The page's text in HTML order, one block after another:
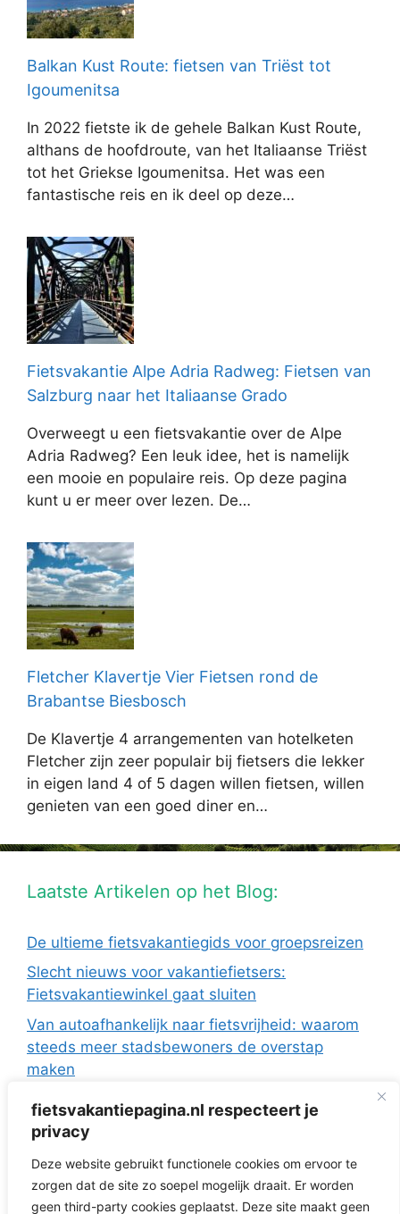
fietsvakantiepagina.nl respecteert je
privacy
Deze website gebruikt functionele cookies om ervoor te
zorgen dat de site zo soepel mogelijk draait. Er worden
geen third-party cookies geplaatst. Deze site maakt geen
Balkan Kust Route: fietsen van Triëst tot
Igoumenitsa
In 2022 fietste ik de gehele Balkan Kust Route,
althans de hoofdroute, van het Italiaanse Triëst
tot het Griekse Igoumenitsa. Het was een
fantastische reis en ik deel op deze…
Fietsvakantie Alpe Adria Radweg: Fietsen van
Salzburg naar het Italiaanse Grado
Overweegt u een fietsvakantie over de Alpe
Adria Radweg? Een leuk idee, het is namelijk
een mooie en populaire reis. Op deze pagina
kunt u er meer over lezen. De…
Fletcher Klavertje Vier Fietsen rond de
Brabantse Biesbosch
De Klavertje 4 arrangementen van hotelketen
Fletcher zijn zeer populair bij fietsers die lekker
in eigen land 4 of 5 dagen willen fietsen, willen
genieten van een goed diner en…
Laatste Artikelen op het Blog:
De ultieme fietsvakantiegids voor groepsreizen
Slecht nieuws voor vakantiefietsers:
Fietsvakantiewinkel gaat sluiten
Van autoafhankelijk naar fietsvrijheid: waarom
steeds meer stadsbewoners de overstap
maken
De Europese fietsvakanties van ANWB Reizen
Fietsen in Frankrijk: drie regio’s die ideaal zijn
Fietsvakantie zonder te verkassen: 3 topregio’s
voor dagtochten vanuit je huisje